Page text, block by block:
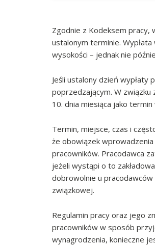
Zgodnie z Kodeksem pracy,
ustalonym terminie.
wysokości – jednak nie
Jeśli ustalony dzień wypłaty
poprzedzającym. W
10. dnia miesiąca jako
Termin, miejsce, czas i
że obowiązek
pracowników. Pracodawca
jeżeli wystąpi o to
dobrowolnie u pracodawców
związkowej.
Regulamin pracy oraz jego
pracowników w sposób
wynagrodzenia, konieczne